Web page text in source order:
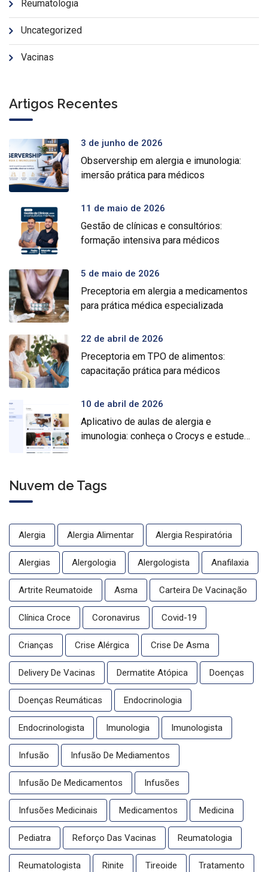
Reumatologia
Uncategorized
Vacinas
Artigos Recentes
3 de junho de 2026
Observership em alergia e imunologia:
imersão prática para médicos
11 de maio de 2026
Gestão de clínicas e consultórios:
formação intensiva para médicos
5 de maio de 2026
Preceptoria em alergia a medicamentos
para prática médica especializada
22 de abril de 2026
Preceptoria em TPO de alimentos:
capacitação prática para médicos
10 de abril de 2026
Aplicativo de aulas de alergia e
imunologia: conheça o Crocys e estude
Nuvem de Tags
Alergia Alergia Alimentar Alergia Respiratória
Alergias Alergologia Alergologista Anafilaxia
Artrite Reumatoide Asma Carteira De Vacinação
Clínica Croce Coronavirus Covid-19
Crianças Crise Alérgica Crise De Asma
Delivery De Vacinas Dermatite Atópica Doenças
Doenças Reumáticas Endocrinologia
Endocrinologista Imunologia Imunologista
Infusão Infusão De Mediamentos
Infusão De Medicamentos Infusões
Infusões Medicinais Medicamentos Medicina
Pediatra Reforço Das Vacinas Reumatologia
Reumatologista Rinite Tireoide Tratamento